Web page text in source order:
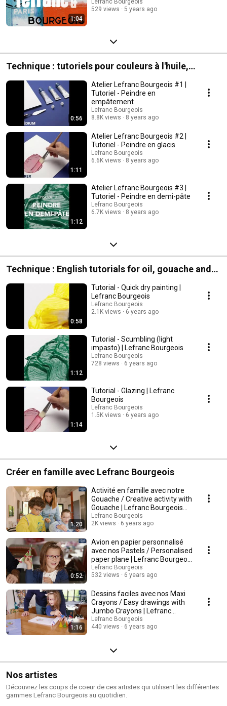
1:04
529 views
5 years ago
Technique : tutoriels pour couleurs à l'huile,
gouache et couleurs acryliques
0:56
Atelier Lefranc Bourgeois #1 |
Tutoriel - Peindre en
empâtement
Lefranc Bourgeois
8.8K views
8 years ago
1:11
Atelier Lefranc Bourgeois #2 |
Tutoriel - Peindre en glacis
Lefranc Bourgeois
6.6K views
8 years ago
1:12
Atelier Lefranc Bourgeois #3 |
Tutoriel - Peindre en demi-pâte
Lefranc Bourgeois
6.7K views
8 years ago
Technique : English tutorials for oil, gouache and
acrylic colours
0:58
Tutorial - Quick dry painting |
Lefranc Bourgeois
Lefranc Bourgeois
2.1K views
6 years ago
1:12
Tutorial - Scumbling (light
impasto) | Lefranc Bourgeois
Lefranc Bourgeois
728 views
6 years ago
1:14
Tutorial - Glazing | Lefranc
Bourgeois
Lefranc Bourgeois
1.5K views
6 years ago
Créer en famille avec Lefranc Bourgeois
1:20
Activité en famille avec notre
Gouache / Creative activity with
Gouache | Lefranc Bourgeois
Enfants
Lefranc Bourgeois
2K views
6 years ago
0:52
Avion en papier personnalisé
avec nos Pastels / Personalised
paper plane | Lefranc Bourgeois
Enfants
Lefranc Bourgeois
532 views
6 years ago
1:16
Dessins faciles avec nos Maxi
Crayons / Easy drawings with
Jumbo Crayons | Lefranc
Bourgeois Enfants
Lefranc Bourgeois
440 views
6 years ago
Nos artistes
Découvrez les coups de coeur de ces artistes qui utilisent les différentes
gammes Lefranc Bourgeois au quotidien.